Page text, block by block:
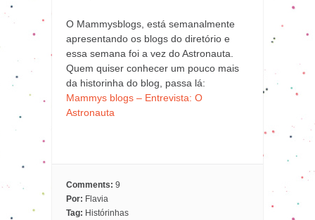
O Mammysblogs, está semanalmente
apresentando os blogs do diretório e
essa semana foi a vez do Astronauta.
Quem quiser conhecer um pouco mais
da historinha do blog, passa lá:
Mammys blogs – Entrevista: O
Astronauta
Comments: 9
Por: Flavia
Tag: Histórinhas